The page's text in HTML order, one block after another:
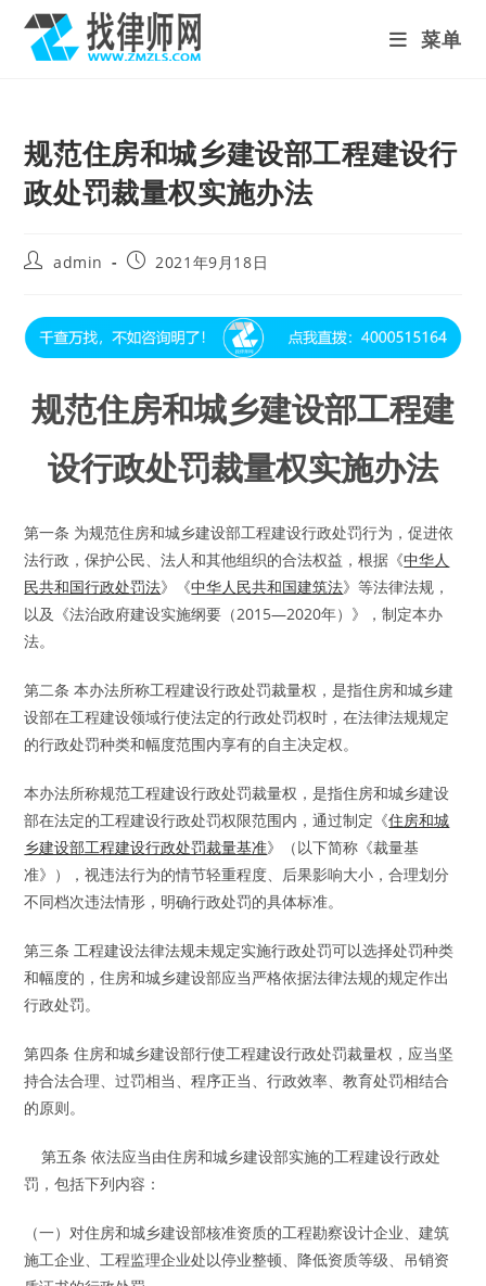
content
菜单
规范住房和城乡建设部工程建设行
政处罚裁量权实施办法
Postadmin
Post2021年9月18日
规范住房和城乡建设部工程建
设行政处罚裁量权实施办法
第一条 为规范住房和城乡建设部工程建设行政处罚行为，促进依
法行政，保护公民、法人和其他组织的合法权益，根据《中华人
民共和国行政处罚法》《中华人民共和国建筑法》等法律法规，
以及《法治政府建设实施纲要（2015—2020年）》，制定本办
法。
第二条 本办法所称工程建设行政处罚裁量权，是指住房和城乡建
设部在工程建设领域行使法定的行政处罚权时，在法律法规规定
的行政处罚种类和幅度范围内享有的自主决定权。
本办法所称规范工程建设行政处罚裁量权，是指住房和城乡建设
部在法定的工程建设行政处罚权限范围内，通过制定《住房和城
乡建设部工程建设行政处罚裁量基准》（以下简称《裁量基
准》），视违法行为的情节轻重程度、后果影响大小，合理划分
不同档次违法情形，明确行政处罚的具体标准。
第三条 工程建设法律法规未规定实施行政处罚可以选择处罚种类
和幅度的，住房和城乡建设部应当严格依据法律法规的规定作出
行政处罚。
第四条 住房和城乡建设部行使工程建设行政处罚裁量权，应当坚
持合法合理、过罚相当、程序正当、行政效率、教育处罚相结合
的原则。
第五条 依法应当由住房和城乡建设部实施的工程建设行政处
罚，包括下列内容：
（一）对住房和城乡建设部核准资质的工程勘察设计企业、建筑
施工企业、工程监理企业处以停业整顿、降低资质等级、吊销资